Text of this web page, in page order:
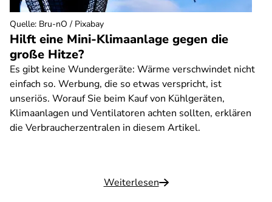
Hilft eine Mini-Klimaanlage gegen die
große Hitze?
Es gibt keine Wundergeräte: Wärme verschwindet nicht
einfach so. Werbung, die so etwas verspricht, ist
unseriös. Worauf Sie beim Kauf von Kühlgeräten,
Klimaanlagen und Ventilatoren achten sollten, erklären
die Verbraucherzentralen in diesem Artikel.
Weiterlesen
Quelle: Bru-nO / Pixabay